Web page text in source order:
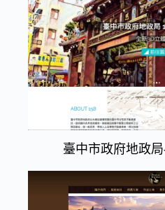
臺中市政府地政